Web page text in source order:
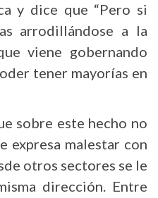
y dice que “Pero si
arrodillándose a la
viene gobernando
tener mayorías en
sobre este hecho no
expresa malestar con
otros sectores se le
dirección. Entre